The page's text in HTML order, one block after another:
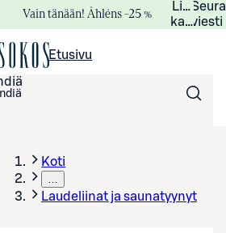
Vain tänään! Åhléns –25 %
viesti
Etusivu
Koti
…
Laudeliinat ja saunatyynyt